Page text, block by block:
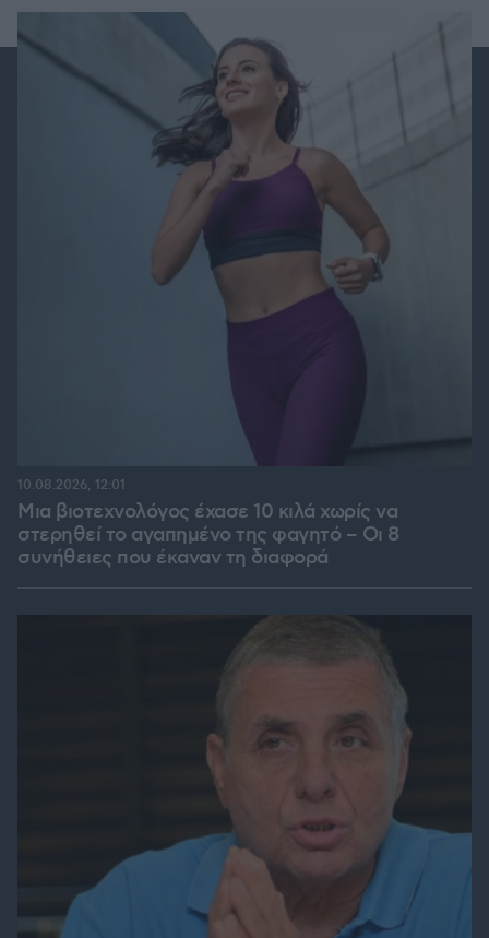
Μια βιοτεχνολόγος έχασε 10 κιλά χωρίς να
στερηθεί το αγαπημένο της φαγητό – Οι 8
συνήθειες που έκαναν τη διαφορά
10.08.2026, 12:01